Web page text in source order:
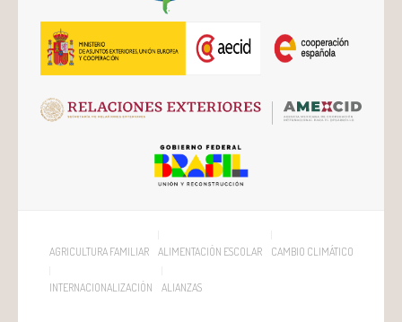
AGRICULTURA FAMILIAR ALIMENTACIÓN ESCOLAR CAMBIO CLIMÁTICO
INTERNACIONALIZACIÓN ALIANZAS